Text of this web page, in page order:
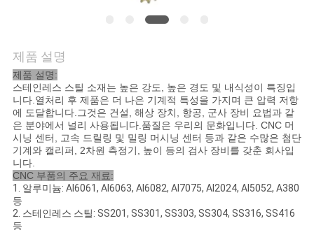
인
용
을
요
청
하
제품 설명
제품 설명:
스테인레스 스틸 소재는 높은 강도, 높은 경도 및 내식성이 특징입
니다.열처리 후 제품은 더 나은 기계적 특성을 가지며 큰 압력 저항
에 도달합니다.그것은 건설, 해상 장치, 항공, 군사 장비 요법과 같
은 분야에서 널리 사용됩니다.품질은 우리의 문화입니다. CNC 머
시닝 센터, 고속 드릴링 및 밀링 머시닝 센터 등과 같은 수많은 첨단
기계와 캘리퍼, 2차원 측정기, 높이 등의 검사 장비를 갖춘 회사입
니다.
CNC 부품의 주요 재료:
1. 알루미늄: Al6061, Al6063, Al6082, Al7075, Al2024, Al5052, A380
등
2. 스테인레스 스틸: SS201, SS301, SS303, SS304, SS316, SS416
등